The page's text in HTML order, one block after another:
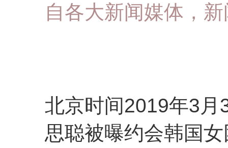
自各大新闻媒体，
北京时间2019年3月
思聪被曝约会韩国